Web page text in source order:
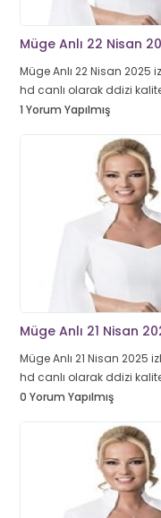
Müge Anlı 22 Nisan
Müge Anlı 22 Nisan 2025
hd canlı olarak ddizi
1 Yorum Yapılmış
Müge Anlı 21 Nisan
Müge Anlı 21 Nisan 2025
hd canlı olarak ddizi
0 Yorum Yapılmış